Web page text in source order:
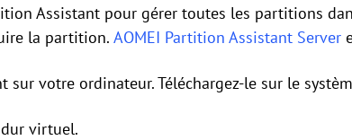
Assistant pour gérer toutes les partitions
la partition. AOMEI Partition Assistant Server
sur votre ordinateur. Téléchargez-le sur le
virtuel.